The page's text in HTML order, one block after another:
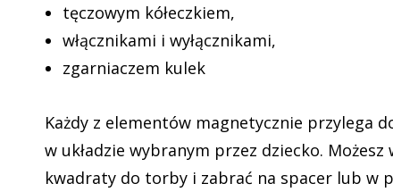
tęczowym kółeczkiem,
włącznikami i wyłącznikami,
zgarniaczem kulek
Każdy z elementów magnetycznie przylega
w układzie wybranym przez dziecko. Możesz
kwadraty do torby i zabrać na spacer lub w